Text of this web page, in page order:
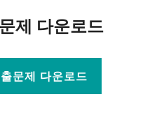
제 다운로드
문제 다운로드